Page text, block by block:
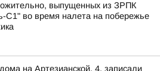
выпущенных из ЗРПК
С1" во время налета на побережье
на Артезианской, 4, записали